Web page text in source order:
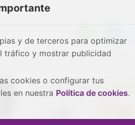
y de terceros para optimizar
tráfico y mostrar publicidad
cookies o configurar tus
en nuestra Política de cookies.